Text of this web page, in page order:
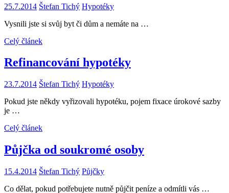
25.7.2014 Štefan Tichý Hypotéky
Vysnili jste si svůj byt či dům a nemáte na …
Celý článek
Refinancování hypotéky
23.7.2014 Štefan Tichý Hypotéky
Pokud jste někdy vyřizovali hypotéku, pojem fixace úrokové sazby
je …
Celý článek
Půjčka od soukromé osoby
15.4.2014 Štefan Tichý Půjčky
Co dělat, pokud potřebujete nutně půjčit peníze a odmítli vás …